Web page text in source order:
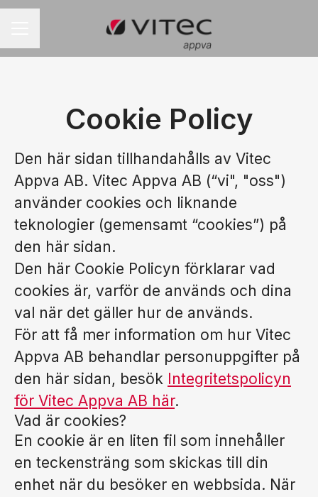
Cookie Policy
Den här sidan tillhandahålls av Vitec
Appva AB. Vitec Appva AB (“vi", "oss")
använder cookies och liknande
teknologier (gemensamt “cookies”) på
den här sidan.
Den här Cookie Policyn förklarar vad
cookies är, varför de används och dina
val när det gäller hur de används.
För att få mer information om hur Vitec
Appva AB behandlar personuppgifter på
den här sidan, besök Integritetspolicyn
för Vitec Appva AB här.
Vad är cookies?
En cookie är en liten fil som innehåller
en teckensträng som skickas till din
enhet när du besöker en webbsida. När